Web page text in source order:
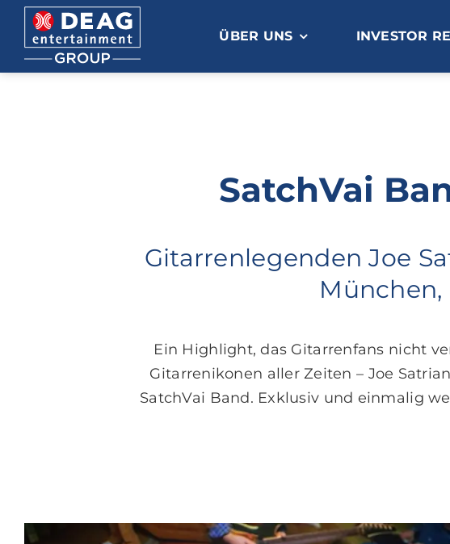
Zum
Inhalt
springen
ÜBER UNS INVESTOR
SatchVai
Gitarrenlegenden Joe
Ein Highlight, das Gitarrenfans nicht
Gitarrenikonen aller Zeiten – Joe
SatchVai Band. Exklusiv und einmalig